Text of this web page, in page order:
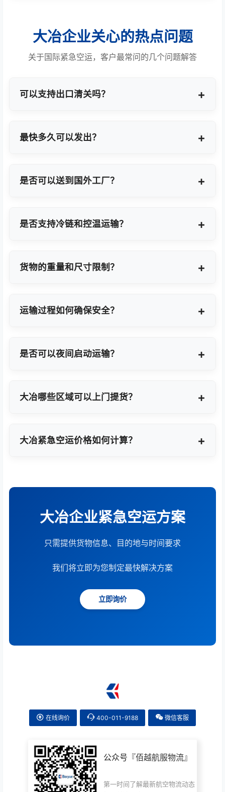
大冶企业关心的热点问题
关于国际紧急空运，客户最常问的几个问题解答
可以支持出口清关吗？
最快多久可以发出？
是否可以送到国外工厂？
是否支持冷链和控温运输？
货物的重量和尺寸限制？
货物特性推荐最优方案。
运输过程如何确保安全？
忧。
是否可以夜间启动运输？
大冶哪些区域可以上门提货？
大冶紧急空运价格如何计算？
大冶企业紧急空运方案
只需提供货物信息、目的地与时间要求
我们将立即为您制定最快解决方案
立即询价
在线询价 400-011-9188 微信客服
公众号『佰越航服物流』
第一时间了解最新航空物流动态